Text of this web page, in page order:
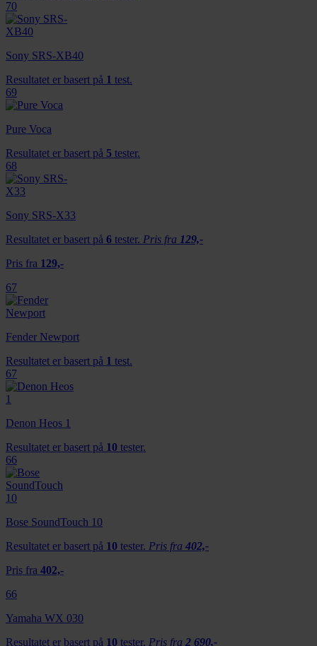
70
Sony SRS-XB40
Resultatet er basert på 1 test.
69
Pure Voca
Resultatet er basert på 5 tester.
68
Sony SRS-X33
Resultatet er basert på 6 tester. Pris fra 129,-
Pris fra 129,-
67
Fender Newport
Resultatet er basert på 1 test.
67
Denon Heos 1
Resultatet er basert på 10 tester.
66
Bose SoundTouch 10
Resultatet er basert på 10 tester. Pris fra 402,-
Pris fra 402,-
66
Yamaha WX 030
Resultatet er basert på 10 tester. Pris fra 2 690,-